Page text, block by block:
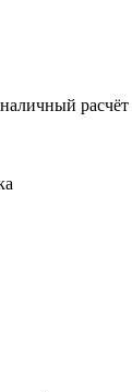
расчёт